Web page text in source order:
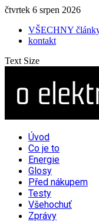
čtvrtek 6 srpen 2026
VŠECHNY
kontakt
Text Size
Úvod
Co je to
Energie
Glosy
Před nákupem
Testy
Všehochuť
Zprávy